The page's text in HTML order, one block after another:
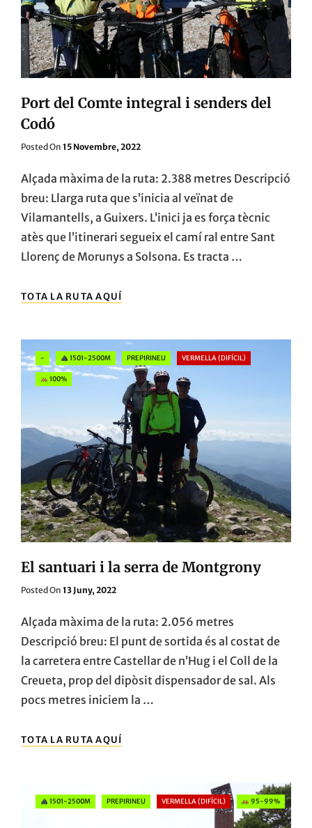
Port del Comte integral i senders del
Codó
Posted On Posted
15 Novembre, 2022
Alçada màxima de la ruta: 2.388 metres Descripció
breu: Llarga ruta que s’inicia al veïnat de
Vilamantells, a Guixers. L’inici ja es força tècnic
atès que l’itinerari segueix el camí ral entre Sant
Llorenç de Morunys a Solsona. Es tracta …
TOTA LA RUTA AQUÍ
DEL
SENDERS
DEL
CODÓ
Categories
- 1501-2500M PREPIRINEU VERMELLA (DIFÍCIL)
100%
El santuari i la serra de Montgrony
Posted On Posted
13 Juny, 2022
Alçada màxima de la ruta: 2.056 metres
Descripció breu: El punt de sortida és al costat de
la carretera entre Castellar de n’Hug i el Coll de la
Creueta, prop del dipòsit dispensador de sal. Als
pocs metres iniciem la …
TOTA LA RUTA AQUÍ
SANTUARI
DE
Categories
1501-2500M PREPIRINEU VERMELLA (DIFÍCIL) 95-99%